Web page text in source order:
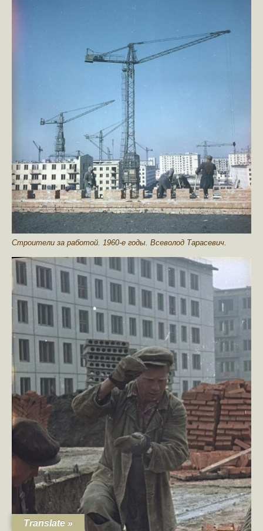
Строители за работой. 1960-е годы. Всеволод Тарасевич.
Translate »